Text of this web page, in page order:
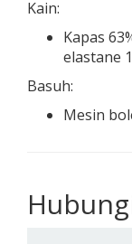
Kain:
Kapas
elastane
Basuh:
Mesin